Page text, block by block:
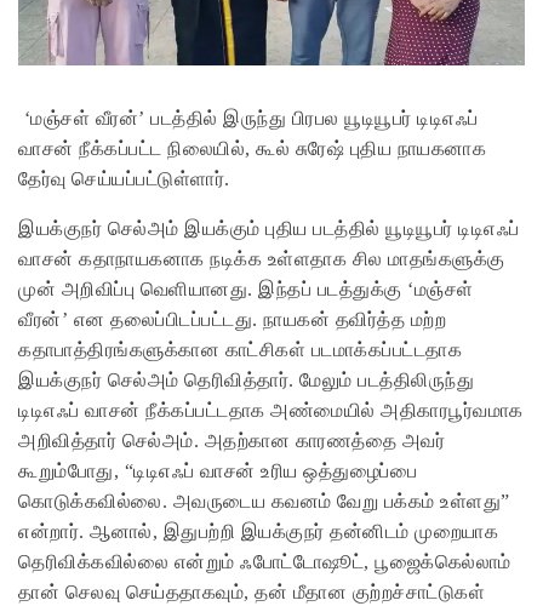
‘மஞ்சள் வீரன்’ படத்தில் இருந்து பிரபல யூடியூபர் டிடிஎஃப்
வாசன் நீக்கப்பட்ட நிலையில், கூல் சுரேஷ் புதிய நாயகனாக
தேர்வு செய்யப்பட்டுள்ளார்.
இயக்குநர் செல்அம் இயக்கும் புதிய படத்தில் யூடியூபர் டிடிஎஃப்
வாசன் கதாநாயகனாக நடிக்க உள்ளதாக சில மாதங்களுக்கு
முன் அறிவிப்பு வெளியானது. இந்தப் படத்துக்கு ‘மஞ்சள்
வீரன்’ என தலைப்பிடப்பட்டது. நாயகன் தவிர்த்த மற்ற
கதாபாத்திரங்களுக்கான காட்சிகள் படமாக்கப்பட்டதாக
இயக்குநர் செல்அம் தெரிவித்தார். மேலும் படத்திலிருந்து
டிடிஎஃப் வாசன் நீக்கப்பட்டதாக அண்மையில் அதிகாரபூர்வமாக
அறிவித்தார் செல்அம். அதற்கான காரணத்தை அவர்
கூறும்போது, “டிடிஎஃப் வாசன் உரிய ஒத்துழைப்பை
கொடுக்கவில்லை. அவருடைய கவனம் வேறு பக்கம் உள்ளது”
என்றார். ஆனால், இதுபற்றி இயக்குநர் தன்னிடம் முறையாக
தெரிவிக்கவில்லை என்றும் ஃபோட்டோஷூட், பூஜைக்கெல்லாம்
தான் செலவு செய்ததாகவும், தன் மீதான குற்றச்சாட்டுகள்